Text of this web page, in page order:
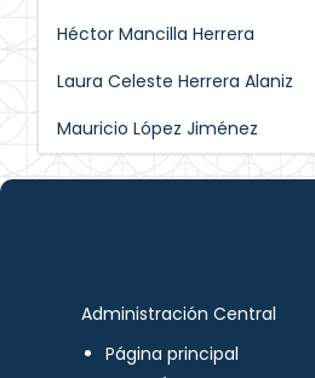
Héctor Mancilla Herrera
Laura Celeste Herrera Alaniz
Mauricio López Jiménez
Administración Central
Página principal